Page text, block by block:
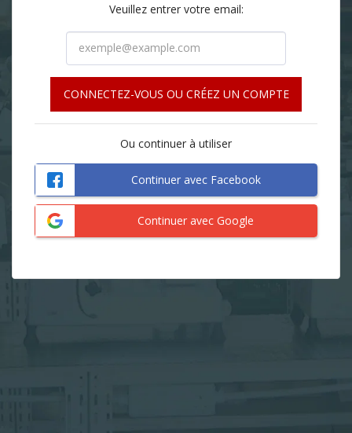
Veuillez entrer votre email:
CONNECTEZ-VOUS OU CRÉEZ UN COMPTE
Ou continuer à utiliser
Continuer avec Facebook
Continuer avec Google